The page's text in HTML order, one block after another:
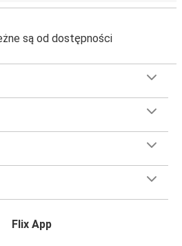
są od dostępności
Flix App